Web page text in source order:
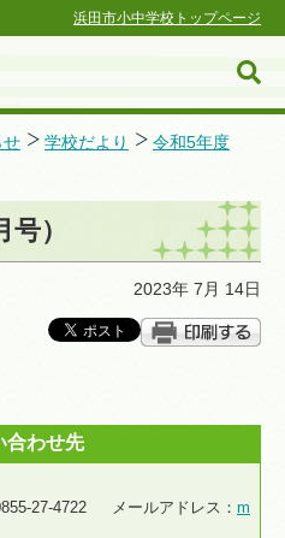
浜田市小中学校トップページ
せ 学校だより
令和5年度
）
2023年 7月 14日
合わせ先
27-4722 メールアドレス： m